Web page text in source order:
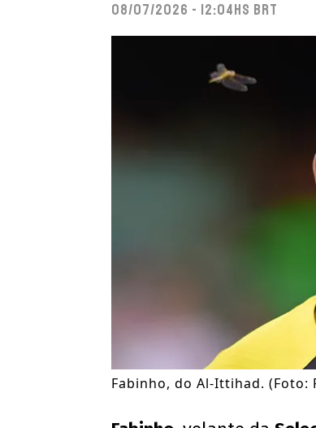
08/07/2026 - 12:04hs BRT
Fabinho, do Al-Ittihad. (Foto: